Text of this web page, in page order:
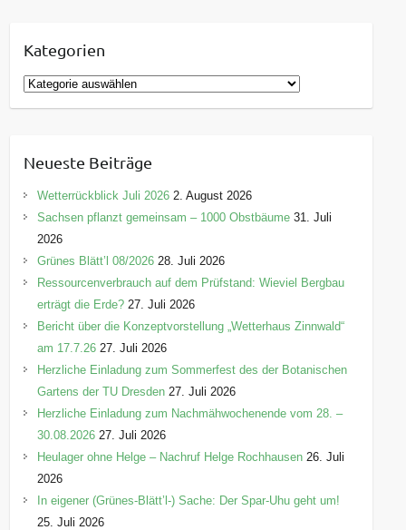
Kategorien
K
a
g
o
r
e
n
Neueste Beiträge
Wetterrückblick Juli 2026 2. August 2026
Sachsen pflanzt gemeinsam – 1000 Obstbäume 31. Juli
2026
Grünes Blätt’l 08/2026 28. Juli 2026
Ressourcenverbrauch auf dem Prüfstand: Wieviel Bergbau
erträgt die Erde? 27. Juli 2026
Bericht über die Konzeptvorstellung „Wetterhaus Zinnwald“
am 17.7.26 27. Juli 2026
Herzliche Einladung zum Sommerfest des der Botanischen
Gartens der TU Dresden 27. Juli 2026
Herzliche Einladung zum Nachmähwochenende vom 28. –
30.08.2026 27. Juli 2026
Heulager ohne Helge – Nachruf Helge Rochhausen 26. Juli
2026
In eigener (Grünes-Blätt’l-) Sache: Der Spar-Uhu geht um!
25. Juli 2026